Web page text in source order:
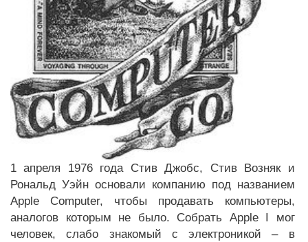
1 апреля 1976 года Стив Джобс, Стив Возняк и
Рональд Уэйн основали компанию под названием
Apple Computer, чтобы продавать компьютеры,
аналогов которым не было. Собрать Apple I мог
человек, слабо знакомый с электроникой – в